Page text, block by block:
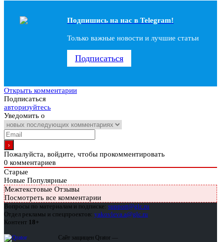
Подпишись на наc в Telegram!
Только важные новости и лучшие статьи
Подписаться
Открыть комментарии
Подписаться
авторизуйтесь
Уведомить о
Пожалуйста, войдите, чтобы прокомментировать
0 комментариев
Старые
Новые Популярные
Межтекстовые Отзывы
Посмотреть все комментарии
Вопросы по материалам и подписке: support@glc.ru
Отдел рекламы и спецпроектов: yakovleva.a@glc.ru
Контент 18+
Сайт защищен Qrator —